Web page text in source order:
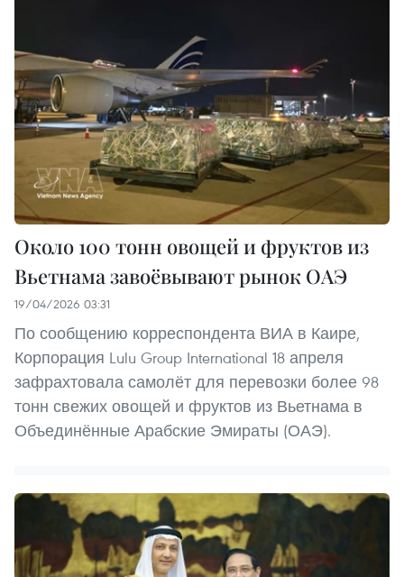
Около 100 тонн овощей и фруктов из
Вьетнама завоёвывают рынок ОАЭ
19/04/2026 03:31
По сообщению корреспондента ВИА в Каире,
Корпорация Lulu Group International 18 апреля
зафрахтовала самолёт для перевозки более 98
тонн свежих овощей и фруктов из Вьетнама в
Объединённые Арабские Эмираты (ОАЭ).